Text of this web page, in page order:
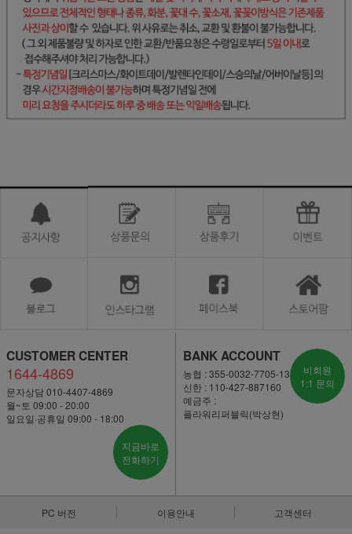
CUSTOMER CENTER
1644-4869
문자상담 010-4407-4869
월~토 09:00 - 20:00
일요일·공휴일 09:00 - 18:00
지금바로
전화하기
BANK ACCOUNT
농협 : 355-0032-7705-13
신한 : 110-427-887160
예금주 :
플라워리퍼블릭(박상현)
비회원
1:1 문의
PC 버전 이용안내 고객센터